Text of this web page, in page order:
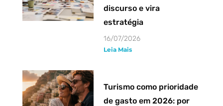
discurso e vira
estratégia
16/07/2026
Leia Mais
Turismo como prioridade
de gasto em 2026: por